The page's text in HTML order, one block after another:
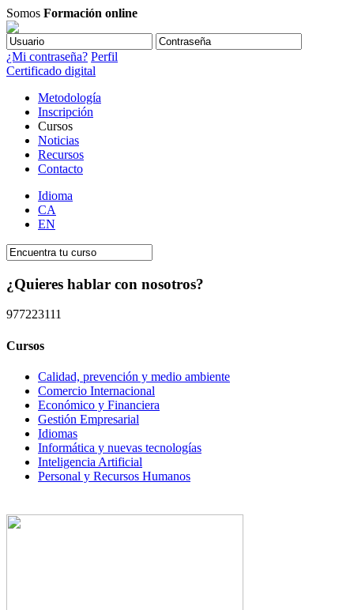
Somos Formación online
¿Mi contraseña? Perfil
Certificado digital
Metodología
Inscripción
Cursos
Noticias
Recursos
Contacto
Idioma
CA
EN
¿Quieres hablar con nosotros?
977223111
Cursos
Calidad, prevención y medio ambiente
Comercio Internacional
Económico y Financiera
Gestión Empresarial
Idiomas
Informática y nuevas tecnologías
Inteligencia Artificial
Personal y Recursos Humanos